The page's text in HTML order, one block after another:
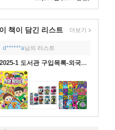
이 책이 담긴 리스트 더보기
d******a님의 리스트
2025-1 도서관 구입목록-외국어도서